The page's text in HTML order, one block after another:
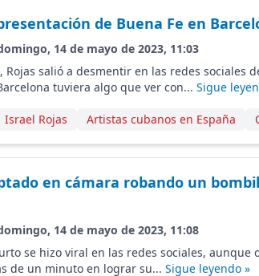
de Buena Fe en
14 de mayo de 2023, 11:03
Rojas salió a desmentir en las redes sociales
tuviera algo que ver con... Sigue
Israel Rojas Artistas cubanos en España
en cámara robando un
14 de mayo de 2023, 11:08
se hizo viral en las redes sociales,
de un minuto en lograr su... Sigue leyendo »